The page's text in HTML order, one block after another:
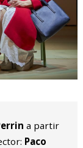
a partir
Paco